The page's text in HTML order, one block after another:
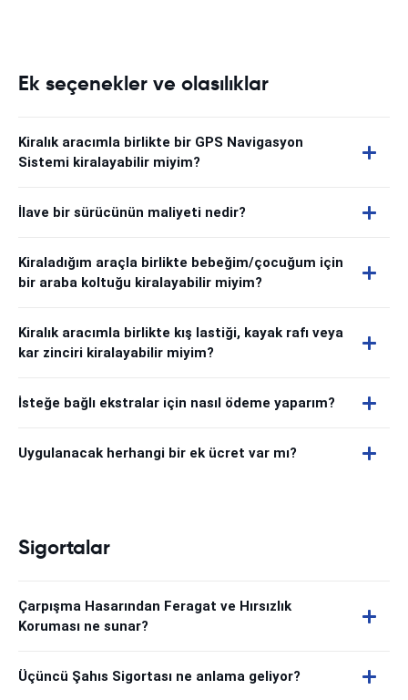
Ek seçenekler ve olasılıklar
Kiralık aracımla birlikte bir GPS Navigasyon
Sistemi kiralayabilir miyim?
İlave bir sürücünün maliyeti nedir?
Kiraladığım araçla birlikte bebeğim/çocuğum için
bir araba koltuğu kiralayabilir miyim?
Kiralık aracımla birlikte kış lastiği, kayak rafı veya
kar zinciri kiralayabilir miyim?
İsteğe bağlı ekstralar için nasıl ödeme yaparım?
Uygulanacak herhangi bir ek ücret var mı?
Sigortalar
Çarpışma Hasarından Feragat ve Hırsızlık
Koruması ne sunar?
Üçüncü Şahıs Sigortası ne anlama geliyor?